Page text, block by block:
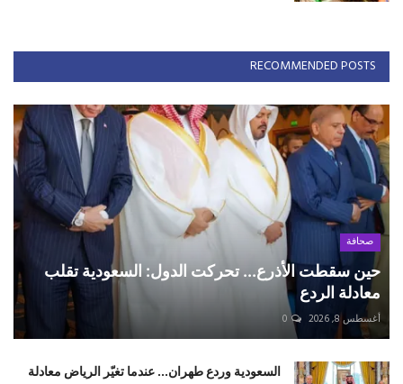
RECOMMENDED POSTS
صحافة
حين سقطت الأذرع... تحركت الدول: السعودية تقلب
معادلة الردع
أغسطس 8, 2026 0
السعودية وردع طهران... عندما تغيّر الرياض معادلة